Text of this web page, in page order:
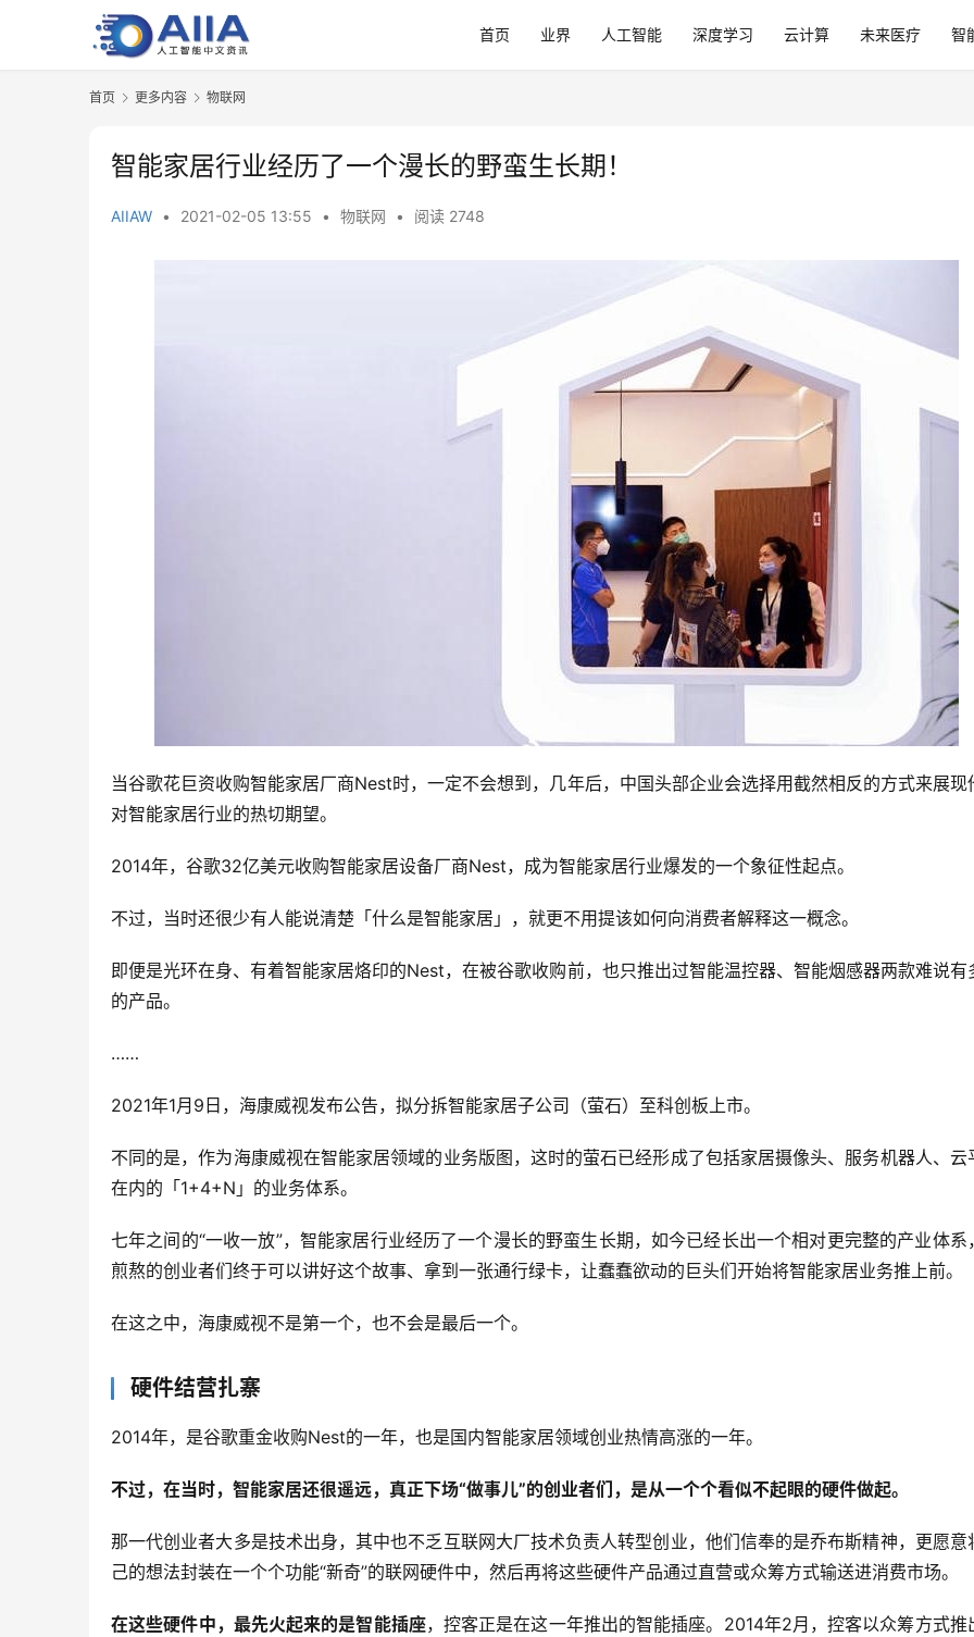
首页 业界 人工智能 深度学习 云计算 未来医疗 智
首页 更多内容 物联网
智能家居行业经历了一个漫长的野蛮生长期！
AIIAW • 2021-02-05 13:55 • 物联网 • 阅读 2748
当谷歌花巨资收购智能家居厂商Nest时，一定不会想到，几年后，中国头部企业会选择用截然相反的方式来展现
对智能家居行业的热切期望。
2014年，谷歌32亿美元收购智能家居设备厂商Nest，成为智能家居行业爆发的一个象征性起点。
不过，当时还很少有人能说清楚「什么是智能家居」，就更不用提该如何向消费者解释这一概念。
即便是光环在身、有着智能家居烙印的Nest，在被谷歌收购前，也只推出过智能温控器、智能烟感器两款难说有
的产品。
……
2021年1月9日，海康威视发布公告，拟分拆智能家居子公司（萤石）至科创板上市。
不同的是，作为海康威视在智能家居领域的业务版图，这时的萤石已经形成了包括家居摄像头、服务机器人、云
在内的「1+4+N」的业务体系。
七年之间的“一收一放”，智能家居行业经历了一个漫长的野蛮生长期，如今已经长出一个相对更完整的产业体系
煎熬的创业者们终于可以讲好这个故事、拿到一张通行绿卡，让蠢蠢欲动的巨头们开始将智能家居业务推上前。
在这之中，海康威视不是第一个，也不会是最后一个。
硬件结营扎寨
2014年，是谷歌重金收购Nest的一年，也是国内智能家居领域创业热情高涨的一年。
不过，在当时，智能家居还很遥远，真正下场“做事儿”的创业者们，是从一个个看似不起眼的硬件做起。
那一代创业者大多是技术出身，其中也不乏互联网大厂技术负责人转型创业，他们信奉的是乔布斯精神，更愿意
己的想法封装在一个个功能“新奇”的联网硬件中，然后再将这些硬件产品通过直营或众筹方式输送进消费市场。
在这些硬件中，最先火起来的是智能插座，控客正是在这一年推出的智能插座。2014年2月，控客以众筹方式推